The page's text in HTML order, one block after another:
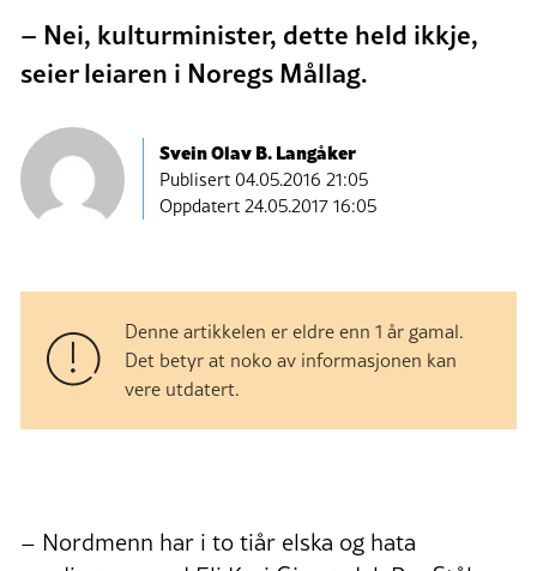
– Nei, kulturminister, dette held ikkje,
seier leiaren i Noregs Mållag.
Svein Olav B. Langåker
Publisert04.05.2016 21:05
Oppdatert 24.05.2017 16:05
Denne artikkelen er eldre enn 1 år gamal.
Det betyr at noko av informasjonen kan
vere utdatert.
– Nordmenn har i to tiår elska og hata